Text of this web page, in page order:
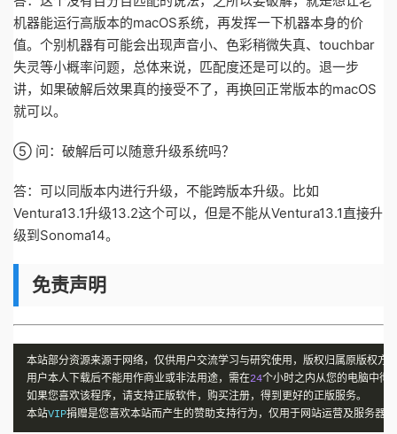
机器能运行高版本的macOS系统，再发挥一下机器本身的价
值。个别机器有可能会出现声音小、色彩稍微失真、touchbar
失灵等小概率问题，总体来说，匹配度还是可以的。退一步
讲，如果破解后效果真的接受不了，再换回正常版本的macOS
就可以。
⑤ 问：破解后可以随意升级系统吗？
答：可以同版本内进行升级，不能跨版本升级。比如
Ventura13.1升级13.2这个可以，但是不能从Ventura13.1直接升
级到Sonoma14。
免责声明
本站部分资源来源于网络，仅供用户交流学习与研究使用，版权归属原版权方
用户本人下载后不能用作商业或非法用途，需在24个小时之内从您的电脑中彻
如果您喜欢该程序，请支持正版软件，购买注册，得到更好的正版服务。
本站VIP捐赠是您喜欢本站而产生的赞助支持行为，仅用于网站运营及服务器